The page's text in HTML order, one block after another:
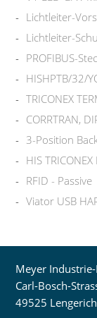
Lichtleiter-
PROFIBUS-
3-Position
RFID - Passive
Meyer
Carl-Bosch-
49525